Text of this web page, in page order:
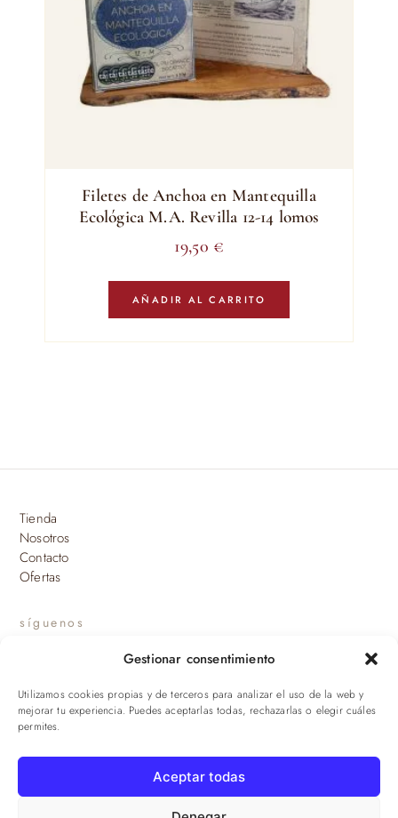
Gestionar consentimiento
Utilizamos cookies propias y de terceros para analizar el uso de la web y
mejorar tu experiencia. Puedes aceptarlas todas, rechazarlas o elegir cuáles
permites.
Aceptar todas
Filetes de Anchoa en Mantequilla
Ecológica M.A. Revilla 12-14 lomos
19,50 €
AÑADIR AL CARRITO
Tienda
Nosotros
Contacto
Ofertas
síguenos
suscríbete a nuestras novedades
© 2026 Viandas de la Sierra · Damaroca Ibéricos S.L. · B-90471293 ·